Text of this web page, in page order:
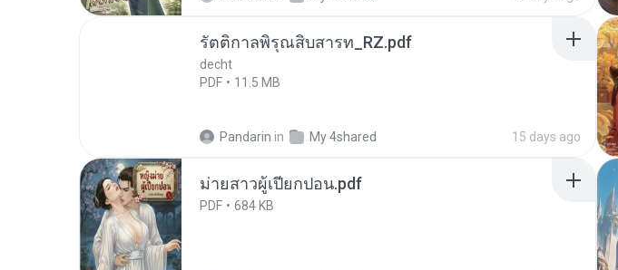
รัตติกาลพิรุณสิบสารท_RZ.pdf
decht
PDF
11.5 MB
Pandarin in My 4shared 15 days ago
ม่ายสาวผู้เปียกปอน.pdf
PDF 684 KB